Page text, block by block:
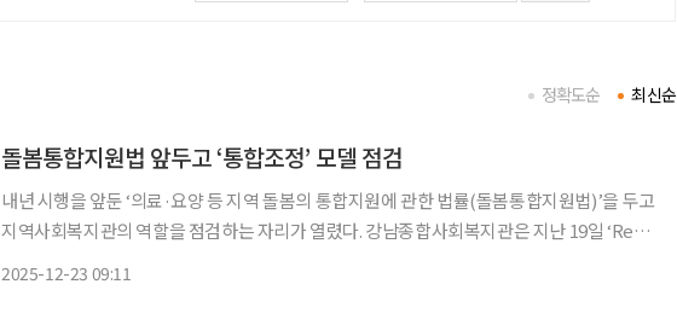
최신순
정확도순
돌봄통합지원법 앞두고 ‘통합조정’ 모델 점검
내년 시행을 앞둔 ‘의료·요양 등 지역 돌봄의 통합지원에 관한 법률(돌봄통합지원법)’을 두고
지역사회복지관의 역할을 점검하는 자리가 열렸다. 강남종합사회복지관은 지난 19일 ‘Re디
2025-12-23 09:11